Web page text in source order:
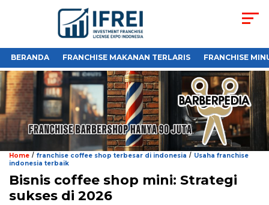
BERANDA FRANCHISE MAKANAN TERLARIS FRANCHISE
Home / franchise coffee shop terbesar di indonesia / Usaha franchise
indonesia terbaik
Bisnis coffee shop mini: Strategi
sukses di 2026